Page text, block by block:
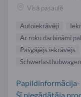
Visā pasaulē
Autoiekrāvēji
Ar roku darbināmi
Pašgājējs iekrāvējs
Schwerlasthubwagen
Papildinformācija-
Šī piegādātāja